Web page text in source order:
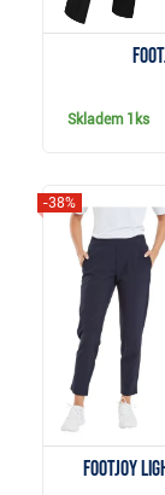
Skladem 1ks
FootJoy
-38%